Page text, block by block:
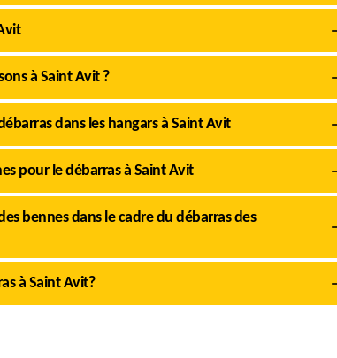
à Saint Avit ?
dans les hangars à Saint Avit
pour le débarras à Saint Avit
bennes dans le cadre du débarras des
à Saint Avit?